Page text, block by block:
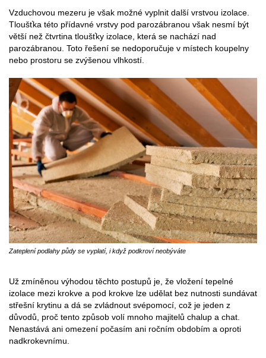
Vzduchovou mezeru je však možné vyplnit další vrstvou izolace.
Tloušťka této přídavné vrstvy pod parozábranou však nesmí být
větší než čtvrtina tloušťky izolace, která se nachází nad
parozábranou. Toto řešení se nedoporučuje v místech koupelny
nebo prostoru se zvýšenou vlhkostí.
Zateplení podlahy půdy se vyplatí, i když podkroví neobýváte
Už zmíněnou výhodou těchto postupů je, že vložení tepelné
izolace mezi krokve a pod krokve lze udělat bez nutnosti sundávat
střešní krytinu a dá se zvládnout svépomocí, což je jeden z
důvodů, proč tento způsob volí mnoho majitelů chalup a chat.
Nenastává ani omezení počasím ani ročním obdobím a oproti
nadkrokevnímu.